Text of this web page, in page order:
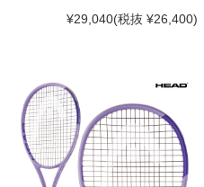
¥29,040(税抜 ¥26,400)